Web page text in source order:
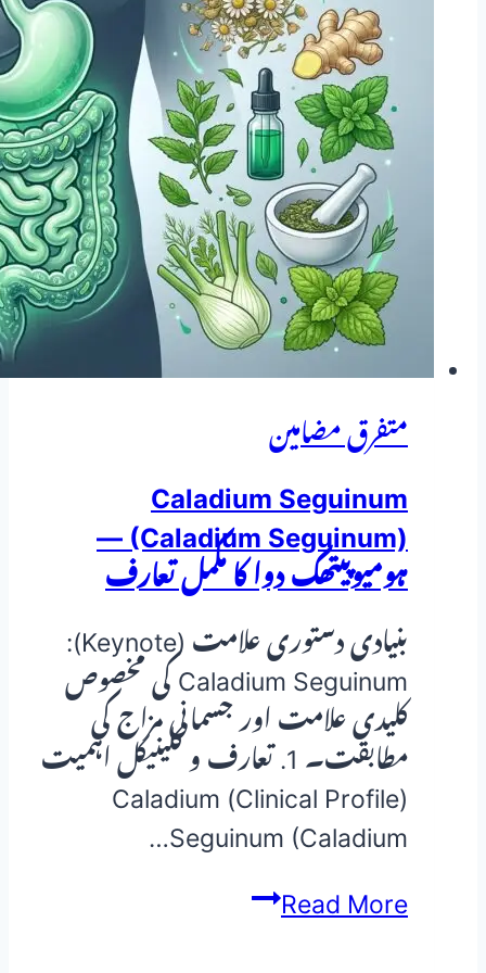
کا
مکمل
تعارف
متفرق مضامین
Caladium Seguinum
(Caladium Seguinum) —
ہومیوپیتھک دوا کا مکمل تعارف
بنیادی دستوری علامت (Keynote):
Caladium Seguinum کی مخصوص
کلیدی علامت اور جسمانی مزاج کی
مطابقت۔ 1. تعارف و کلینیکل اہمیت
(Clinical Profile) Caladium
Seguinum (Caladium…
Read More
Caladium